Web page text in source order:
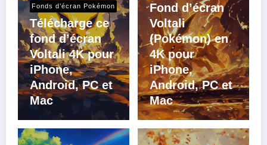
Fonds d’écran Pokémon
Télécharge ce
fond d’écran
Voltali 4K pour
iPhone,
Android, PC et
Mac
Fond d’écran
Voltali
(Pokémon) en
4K pour
iPhone,
Android, PC et
Mac